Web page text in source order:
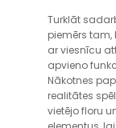
Turklāt
piemērs
ar viesnīcu
apvieno
Nākotnes
realitātes
vietējo floru